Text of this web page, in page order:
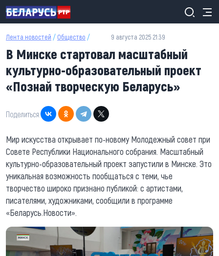
Перейти к основному содержанию
Лента новостей / Общество / 9 августа 2025 21:39
В Минске стартовал масштабный
культурно-образовательный проект
«Познай творческую Беларусь»
Поделиться:
Мир искусства открывает по-новому Молодежный совет при
Совете Республики Национального собрания. Масштабный
культурно-образовательный проект запустили в Минске. Это
уникальная возможность пообщаться с теми, чье
творчество широко признано публикой: с артистами,
писателями, художниками, сообщили в программе
«Беларусь.Новости».